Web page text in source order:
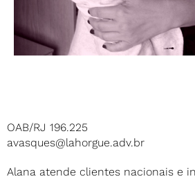
OAB/RJ 196.225
avasques@lahorgue.adv.br
Alana atende clientes nacionais e